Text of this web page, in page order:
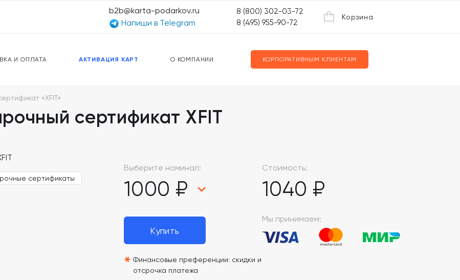
И ОПЛАТА АКТИВАЦИЯ КАРТ О КОМПАНИИ КОРПОРАТИВНЫМ КЛИЕНТАМ
b2b@karta-podarkov.ru
Напиши в Telegram
8 (800) 302-03-72
8 (495) 955-90-72
Корзина
ПРЕДОПЛАЧЕННЫЕ КАРТЫ
«XFIT»
сертификат XFIT
сертификаты
Выберите номинал:
1000 ₽
Стоимость:
1040 ₽
Купить
* Финансовые преференции: скидки и
отсрочка платежа
Мы принимаем: